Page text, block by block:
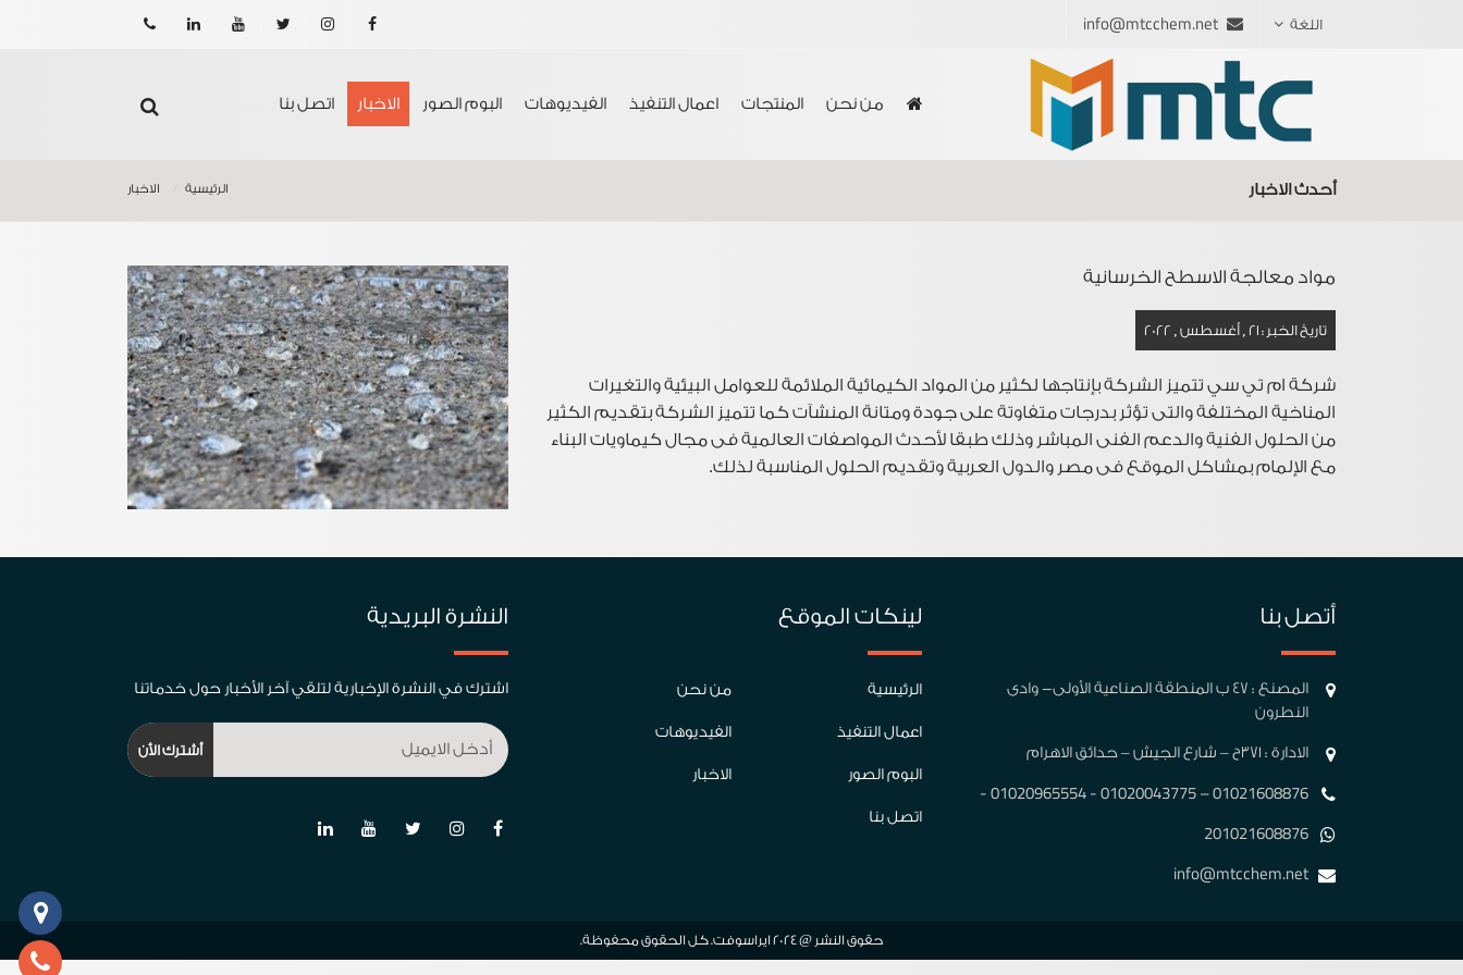
اللغة info@mtcchem.net
من نحن المنتجات اعمال التنفيذ الفيديوهات البوم الصور الاخبار اتصل بنا
أحدث الاخبار الرئيسية الاخبار
مواد معالجة الاسطح الخرسانية
تاريخ الخبر : 21 , أغسطس , 2022
شركة ام تي سي تتميز الشركة بإنتاجها لكثير من المواد الكيمائية الملائمة للعوامل البيئية والتغيرات
المناخية المختلفة والتى تؤثر بدرجات متفاوتة على جودة ومتانة المنشآت كما تتميز الشركة بتقديم الكثير
من الحلول الفنية والدعم الفنى المباشر وذلك طبقا لأحدث المواصفات العالمية فى مجال كيماويات البناء
مع الإلمام بمشاكل الموقع فى مصر والدول العربية وتقديم الحلول المناسبة لذلك.
أتصل بنا
المصنع : 47 ب المنطقة الصناعية الأولى- وادى
النطرون
الادارة : 371ح – شارع الجيش – حدائق الاهرام
01021608876 – 01020043775 - 01020965554 -
201021608876
info@mtcchem.net
لينكات الموقع
الرئيسية من نحن
اعمال التنفيذ الفيديوهات
البوم الصور الاخبار
اتصل بنا
النشرة البريدية
اشترك في النشرة الإخبارية لتلقي آخر الأخبار حول خدماتنا
أشترك اﻷن
حقوق النشر @ 2024 ايراسوفت. كل الحقوق محفوظة.